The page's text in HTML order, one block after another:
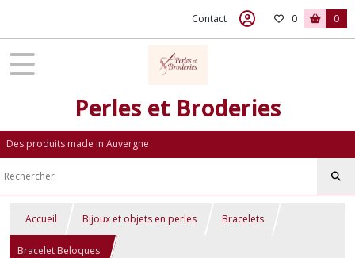
Contact 0 0
Perles et Broderies
Des produits made in Auvergne
Accueil Bijoux et objets en perles Bracelets
Bracelet Beloques